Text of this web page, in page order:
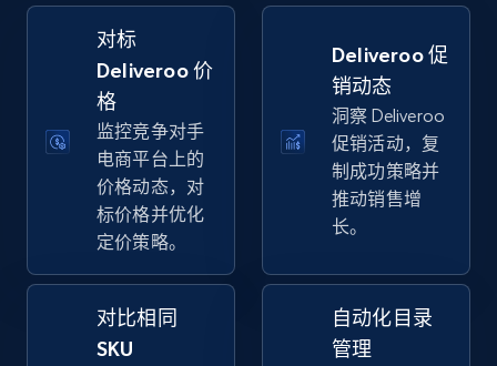
URL, Final price, Sku, Currency, Gtin,
Specifications, Image urls, Top reviews, and
more.
5.6K+ 875+ 立即开始
Walmart - products - Discover products by
using sku numbers
URL, Final price, Sku, Currency, Gtin,
Specifications, Image urls, Top reviews, and
more.
对标
Deliveroo 价
格
监控竞争对手
电商平台上的
价格动态，对
标价格并优化
定价策略。
Deliveroo 促
销动态
洞察 Deliveroo
促销活动，复
制成功策略并
推动销售增
长。
对比相同
SKU
自动化目录
管理